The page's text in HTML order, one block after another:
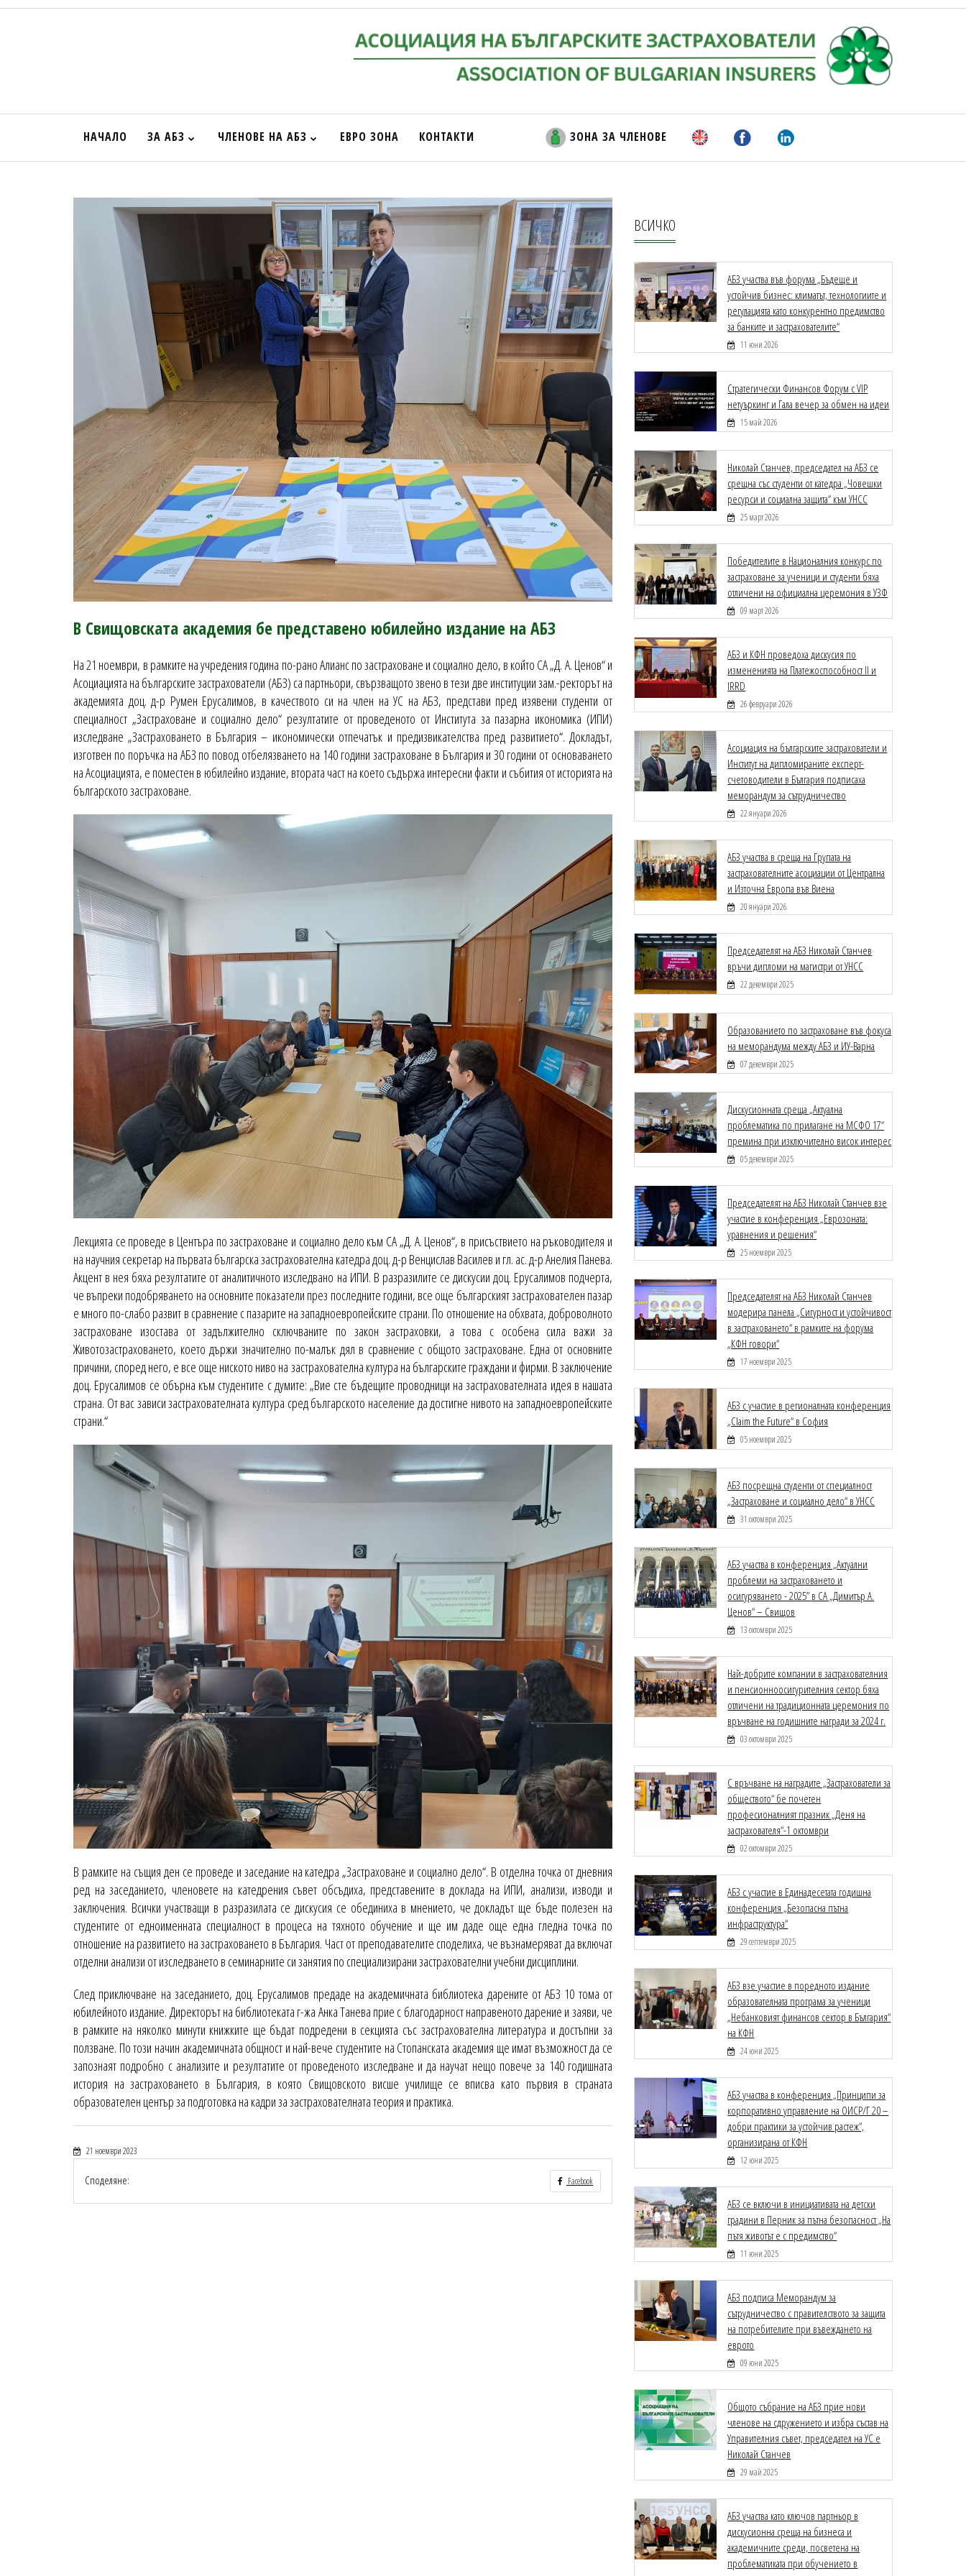
НАЧАЛО ЗА АБЗ ЧЛЕНОВЕ НА АБЗ ЕВРО ЗОНА КОНТАКТИ ЗОНА ЗА ЧЛЕНОВЕ
В Свищовската академия бе представено юбилейно издание на АБЗ
На 21 ноември, в рамките на учредения година по-рано Алианс по застраховане и социално дело, в който СА „Д. А. Ценов“ и
Асоциацията на българските застрахователи (АБЗ) са партньори, свързващото звено в тези две институции зам.-ректорът на
академията доц. д-р Румен Ерусалимов, в качеството си на член на УС на АБЗ, представи пред изявени студенти от
специалност „Застраховане и социално дело“ резултатите от проведеното от Института за пазарна икономика (ИПИ)
изследване „Застраховането в България – икономически отпечатък и предизвикателства пред развитието“. Докладът,
изготвен по поръчка на АБЗ по повод отбелязването на 140 години застраховане в България и 30 години от основаването
на Асоциацията, е поместен в юбилейно издание, втората част на което съдържа интересни факти и събития от историята на
българското застраховане.
Лекцията се проведе в Центъра по застраховане и социално дело към СА „Д. А. Ценов“, в присъствието на ръководителя и
на научния секретар на първата българска застрахователна катедра доц. д-р Венцислав Василев и гл. ас. д-р Анелия Панева.
Акцент в нея бяха резултатите от аналитичното изследвано на ИПИ. В разразилите се дискусии доц. Ерусалимов подчерта,
че въпреки подобряването на основните показатели през последните години, все още българският застрахователен пазар
е много по-слабо развит в сравнение с пазарите на западноевропейските страни. По отношение на обхвата, доброволното
застраховане изостава от задължително сключваните по закон застраховки, а това с особена сила важи за
Животозастраховането, което държи значително по-малък дял в сравнение с общото застраховане. Една от основните
причини, според него, е все още ниското ниво на застрахователна култура на българските граждани и фирми. В заключение
доц. Ерусалимов се обърна към студентите с думите: „Вие сте бъдещите проводници на застрахователната идея в нашата
страна. От вас зависи застрахователната култура сред българското население да достигне нивото на западноевропейските
страни.“
В рамките на същия ден се проведе и заседание на катедра „Застраховане и социално дело“. В отделна точка от дневния
ред на заседанието, членовете на катедрения съвет обсъдиха, представените в доклада на ИПИ, анализи, изводи и
заключения. Всички участващи в разразилата се дискусия се обединиха в мнението, че докладът ще бъде полезен на
студентите от едноименната специалност в процеса на тяхното обучение и ще им даде още една гледна точка по
отношение на развитието на застраховането в България. Част от преподавателите споделиха, че възнамеряват да включат
отделни анализи от изследването в семинарните си занятия по специализирани застрахователни учебни дисциплини.
След приключване на заседанието, доц. Ерусалимов предаде на академичната библиотека дарените от АБЗ 10 тома от
юбилейното издание. Директорът на библиотеката г-жа Анка Танева прие с благодарност направеното дарение и заяви, че
в рамките на няколко минути книжките ще бъдат подредени в секцията със застрахователна литература и достъпни за
ползване. По този начин академичната общност и най-вече студентите на Стопанската академия ще имат възможност да се
запознаят подробно с анализите и резултатите от проведеното изследване и да научат нещо повече за 140 годишната
история на застраховането в България, в която Свищовското висше училище се вписва като първия в страната
образователен център за подготовка на кадри за застрахователната теория и практика.
21 ноември 2023
Споделяне: Facebook
ВСИЧКО
АБЗ участва във форума „Бъдеще и
устойчив бизнес: климатът, технологиите и
регулацията като конкурентно предимство
за банките и застрахователите“
11 юни 2026
Стратегически Финансов Форум с VIP
нетуъркинг и Гала вечер за обмен на идеи
15 май 2026
Николай Станчев, председател на АБЗ се
срещна със студенти от катедра „Човешки
ресурси и социална защита“ към УНСС
25 март 2026
Победителите в Националния конкурс по
застраховане за ученици и студенти бяха
отличени на официална церемония в УЗФ
09 март 2026
АБЗ и КФН проведоха дискусия по
измененията на Платежоспособност II и
IRRD
26 февруари 2026
Асоциация на българските застрахователи и
Институт на дипломираните експерт-
счетоводители в България подписаха
меморандум за сътрудничество
22 януари 2026
АБЗ участва в среща на Групата на
застрахователните асоциации от Централна
и Източна Европа във Виена
20 януари 2026
Председателят на АБЗ Николай Станчев
връчи дипломи на магистри от УНСС
22 декември 2025
Образованието по застраховане във фокуса
на меморандума между АБЗ и ИУ-Варна
07 декември 2025
Дискусионната среща „Актуална
проблематика по прилагане на МСФО 17“
премина при изключително висок интерес
05 декември 2025
Председателят на АБЗ Николай Станчев взе
участие в конференция „Еврозоната:
уравнения и решения“
25 ноември 2025
Председателят на АБЗ Николай Станчев
модерира панела „Сигурност и устойчивост
в застраховането“ в рамките на форума
„КФН говори“
17 ноември 2025
АБЗ с участие в регионалната конференция
„Claim the Future“ в София
05 ноември 2025
АБЗ посрещна студенти от специалност
„Застраховане и социално дело“ в УНСС
31 октомври 2025
АБЗ участва в конференция „Актуални
проблеми на застраховането и
осигуряването - 2025” в СА „Димитър А.
Ценов“ – Свищов
13 октомври 2025
Най-добрите компании в застрахователния
и пенсионноосигурителния сектор бяха
отличени на традиционната церемония по
връчване на годишните награди за 2024 г.
03 октомври 2025
С връчване на наградите „Застрахователи за
обществото“ бе почетен
професионалният празник „Деня на
застрахователя“-1 октомври
02 октомври 2025
АБЗ с участие в Единадесетата годишна
конференция „Безопасна пътна
инфраструктура“
29 септември 2025
АБЗ взе участие в поредното издание
образователната програма за ученици
„Небанковият финансов сектор в България“
на КФН
24 юни 2025
АБЗ участва в конференция „Принципи за
корпоративно управление на ОИСР/Г 20 –
добри практики за устойчив растеж“,
организирана от КФН
12 юни 2025
АБЗ се включи в инициативата на детски
градини в Перник за пътна безопасност „На
пътя животът е с предимство“
11 юни 2025
АБЗ подписа Меморандум за
сътрудничество с правителството за защита
на потребителите при въвеждането на
еврото
09 юни 2025
Общото събрание на АБЗ прие нови
членове на сдружението и избра състав на
Управителния съвет, председател на УС е
Николай Станчев
29 май 2025
АБЗ участва като ключов партньор в
дискусионна среща на бизнеса и
академичните среди, посветена на
проблематиката при обучението в